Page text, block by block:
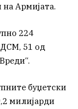
на Армијата.
224
51 од
буџетски
милијарди